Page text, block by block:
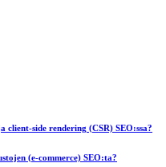
client-side rendering (CSR) SEO:ssa?
(e-commerce) SEO:ta?